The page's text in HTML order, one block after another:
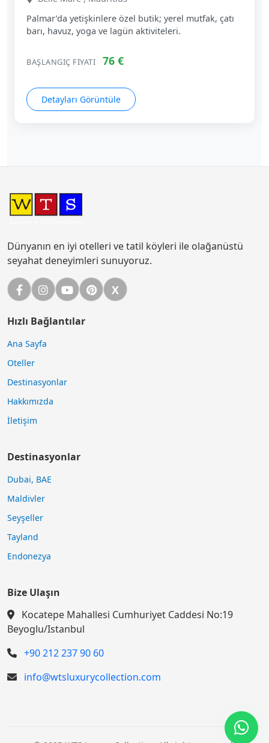
Palmar’da yetişkinlere özel butik; yerel mutfak, çatı
barı, havuz, yoga ve lagün aktiviteleri.
BAŞLANGIÇ FIYATI 76 €
Detayları Görüntüle
Dünyanın en iyi otelleri ve tatil köyleri ile olağanüstü
seyahat deneyimleri sunuyoruz.
FacebookInstagram
YouTubePinterest
XX (Twitter)
Hızlı Bağlantılar
Ana Sayfa
Oteller
Destinasyonlar
Hakkımızda
İletişim
Destinasyonlar
Dubai, BAE
Maldivler
Seyşeller
Tayland
Endonezya
Bize Ulaşın
Kocatepe Mahallesi Cumhuriyet Caddesi No:19
Beyoglu/Istanbul
+90 212 237 90 60
info@wtsluxurycollection.com